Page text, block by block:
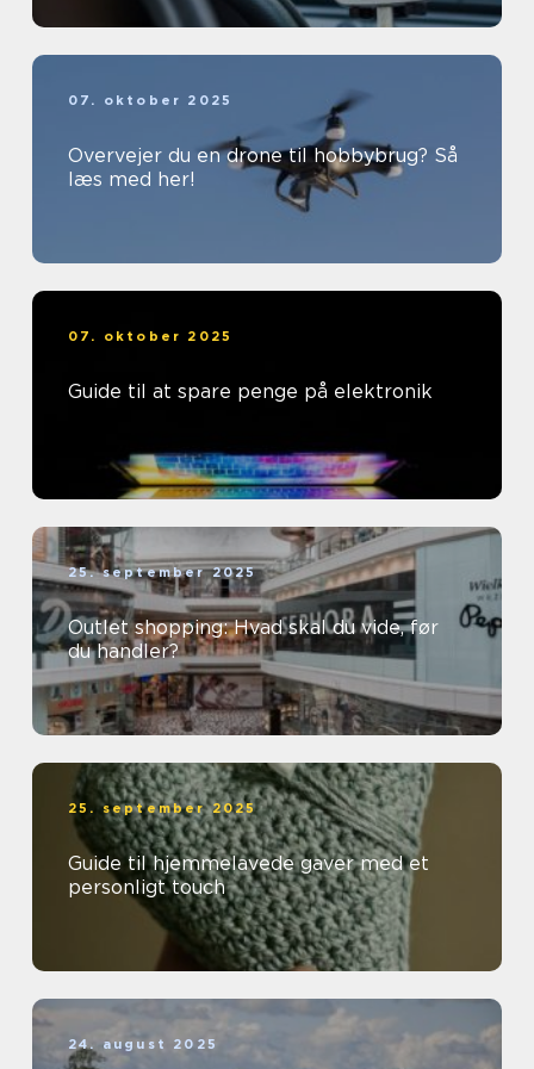
07. oktober 2025
Overvejer du en drone til hobbybrug? Så
læs med her!
07. oktober 2025
Guide til at spare penge på elektronik
25. september 2025
Outlet shopping: Hvad skal du vide, før
du handler?
25. september 2025
Guide til hjemmelavede gaver med et
personligt touch
24. august 2025